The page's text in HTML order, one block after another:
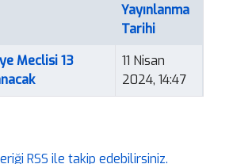
Yayınlanma
Tarihi
Meclisi 13
11 Nisan
2024, 14:47
RSS ile takip edebilirsiniz.